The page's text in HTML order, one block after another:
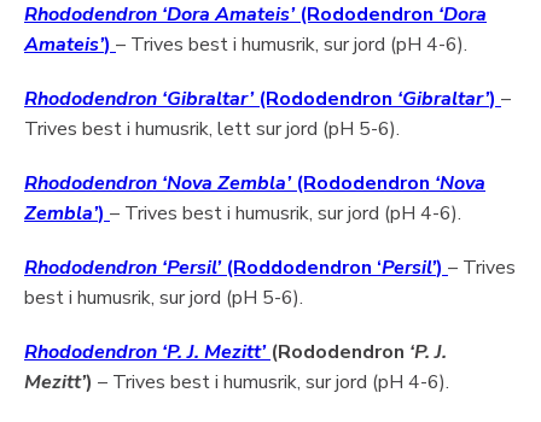
Rhododendron ‘Dora Amateis’ (Rododendron ‘Dora
Amateis’) – Trives best i humusrik, sur jord (pH 4-6).
Rhododendron ‘Gibraltar’ (Rododendron ‘Gibraltar’) –
Trives best i humusrik, lett sur jord (pH 5-6).
Rhododendron ‘Nova Zembla’ (Rododendron ‘Nova
Zembla’) – Trives best i humusrik, sur jord (pH 4-6).
Rhododendron ‘Persil’ (Roddodendron ‘Persil’) – Trives
best i humusrik, sur jord (pH 5-6).
Rhododendron ‘P. J. Mezitt’ (Rododendron ‘P. J.
Mezitt’) – Trives best i humusrik, sur jord (pH 4-6).